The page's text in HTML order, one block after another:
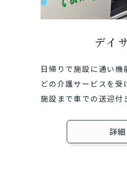
デイ
日帰りで施設に通い
どの介護サービスを受
施設まで車での送迎付
詳
現